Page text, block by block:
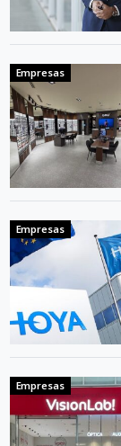
Empresas
Empresas
Empresas